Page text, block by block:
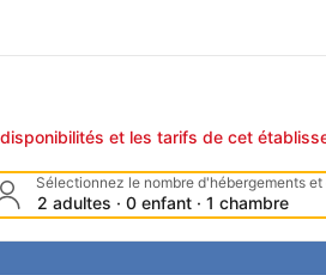
et les tarifs de cet
Sélectionnez le nombre d'hébergements
2 adultes · 0 enfant · 1 chambre